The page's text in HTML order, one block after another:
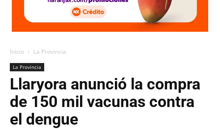
Inicio La Provincia
La Provincia
Llaryora anunció la compra
de 150 mil vacunas contra
el dengue